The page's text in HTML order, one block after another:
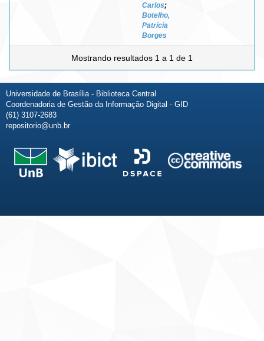
Carlos;
Botelho,
Patrícia
Borges
Mostrando resultados 1 a 1 de 1
Universidade de Brasília - Biblioteca Central
Coordenadoria de Gestão da Informação Digital - GID
(61) 3107-2683
repositorio@unb.br